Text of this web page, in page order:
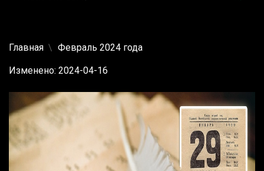
Главная Февраль 2024 года
Изменено: 2024-04-16